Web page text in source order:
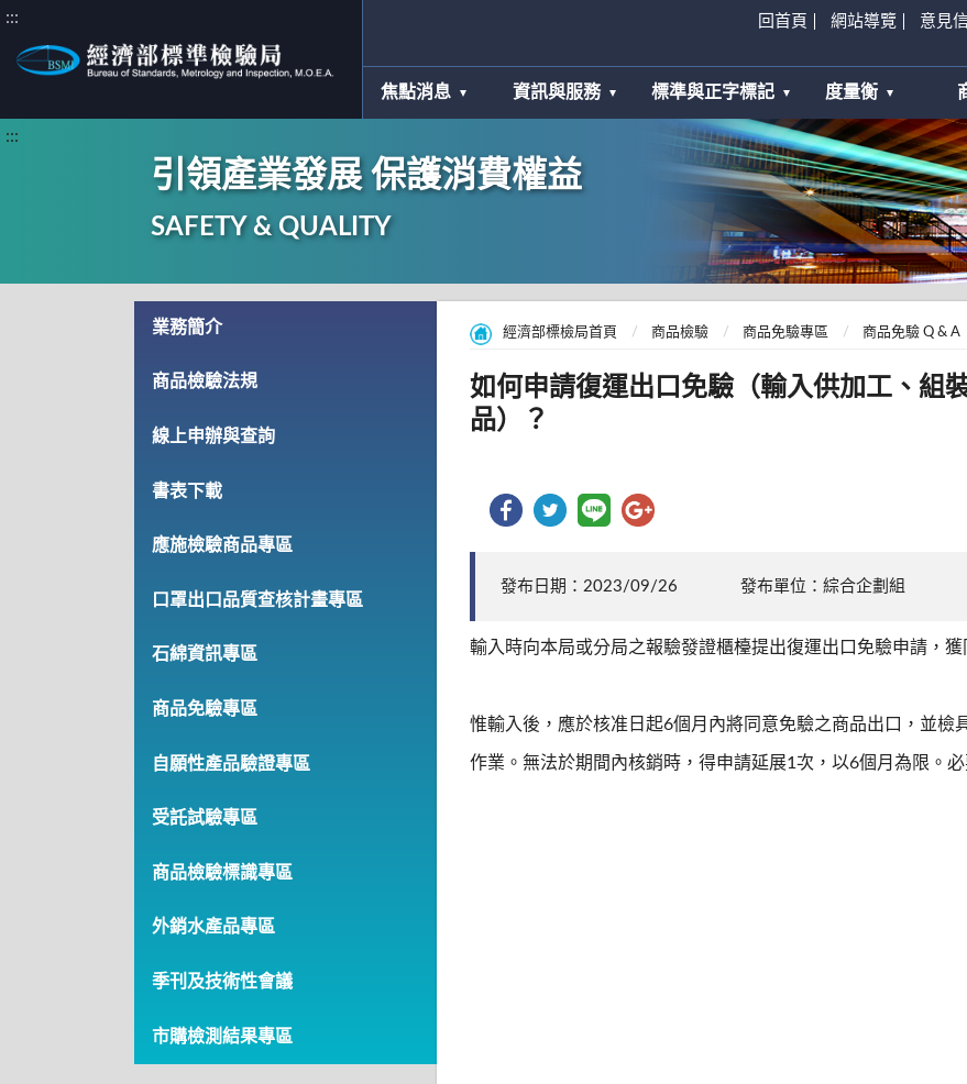
回首頁 網站導覽 意見
:::
焦點消息 資訊與服務 標準與正字標記 度量衡
:::
引領產業發展 保護消費權益
SAFETY & QUALITY
業務簡介
商品檢驗法規
線上申辦與查詢
書表下載
應施檢驗商品專區
口罩出口品質查核計畫專區
石綿資訊專區
商品免驗專區
自願性產品驗證專區
受託試驗專區
商品檢驗標識專區
外銷水產品專區
季刊及技術性會議
市購檢測結果專區
經濟部標檢局首頁 商品檢驗 商品免驗專區 商品免驗 Q & A
如何申請復運出口免驗（輸入供加工、組
品）？
發布日期：2023/09/26 發布單位：綜合企劃組
輸入時向本局或分局之報驗發證櫃檯提出復運出口免驗申請，
惟輸入後，應於核准日起6個月內將同意免驗之商品出口，並檢
作業。無法於期間內核銷時，得申請延展1次，以6個月為限。